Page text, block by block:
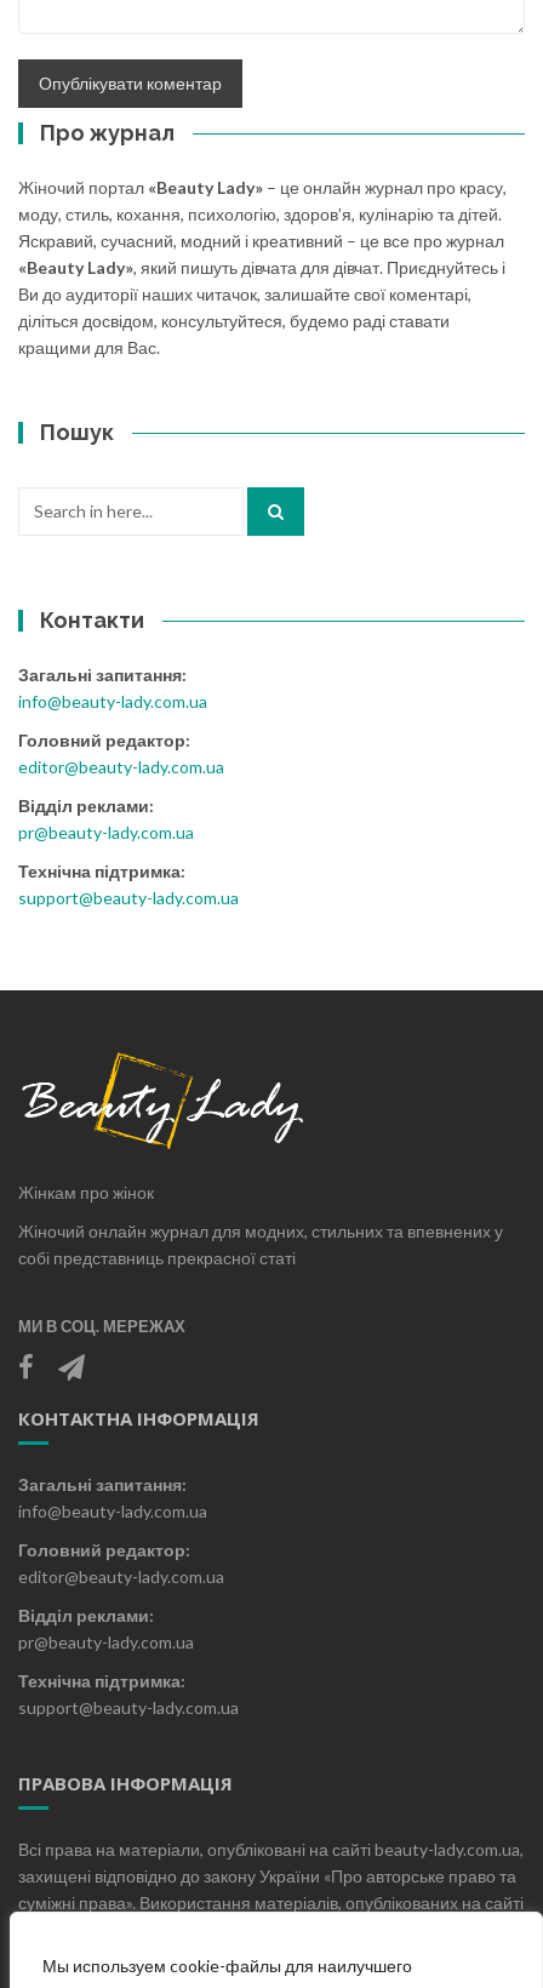
Мы используем cookie-файлы для наилучшего
Про журнал
Жіночий портал «Beauty Lady» – це онлайн журнал про красу,
моду, стиль, кохання, психологію, здоров’я, кулінарію та дітей.
Яскравий, сучасний, модний і креативний – це все про журнал
«Beauty Lady», який пишуть дівчата для дівчат. Приєднуйтесь і
Ви до аудиторії наших читачок, залишайте свої коментарі,
діліться досвідом, консультуйтеся, будемо раді ставати
кращими для Вас.
Пошук
Контакти
Загальні запитання:
info@beauty-lady.com.ua
Головний редактор:
editor@beauty-lady.com.ua
Відділ реклами:
pr@beauty-lady.com.ua
Технічна підтримка:
support@beauty-lady.com.ua
Жінкам про жінок
Жіночий онлайн журнал для модних, стильних та впевнених у
собі представниць прекрасної статі
МИ В СОЦ. МЕРЕЖАХ
КОНТАКТНА ІНФОРМАЦІЯ
Загальні запитання:
info@beauty-lady.com.ua
Головний редактор:
editor@beauty-lady.com.ua
Відділ реклами:
pr@beauty-lady.com.ua
Технічна підтримка:
support@beauty-lady.com.ua
ПРАВОВА ІНФОРМАЦІЯ
Всі права на матеріали, опубліковані на сайті beauty-lady.com.ua,
захищені відповідно до закону України «Про авторське право та
суміжні права». Використання матеріалів, опублікованих на сайті
допускається.